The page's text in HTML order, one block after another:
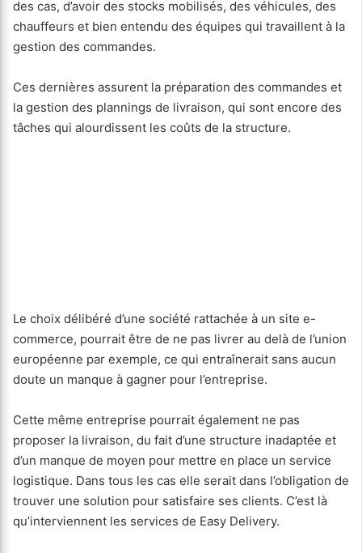
des cas, d’avoir des stocks mobilisés, des véhicules, des
chauffeurs et bien entendu des équipes qui travaillent à la
gestion des commandes.
Ces dernières assurent la préparation des commandes et
la gestion des plannings de livraison, qui sont encore des
tâches qui alourdissent les coûts de la structure.
Le choix délibéré d’une société rattachée à un site e-
commerce, pourrait être de ne pas livrer au delà de l’union
européenne par exemple, ce qui entraînerait sans aucun
doute un manque à gagner pour l’entreprise.
Cette même entreprise pourrait également ne pas
proposer la livraison, du fait d’une structure inadaptée et
d’un manque de moyen pour mettre en place un service
logistique. Dans tous les cas elle serait dans l’obligation de
trouver une solution pour satisfaire ses clients. C’est là
qu’interviennent les services de Easy Delivery.